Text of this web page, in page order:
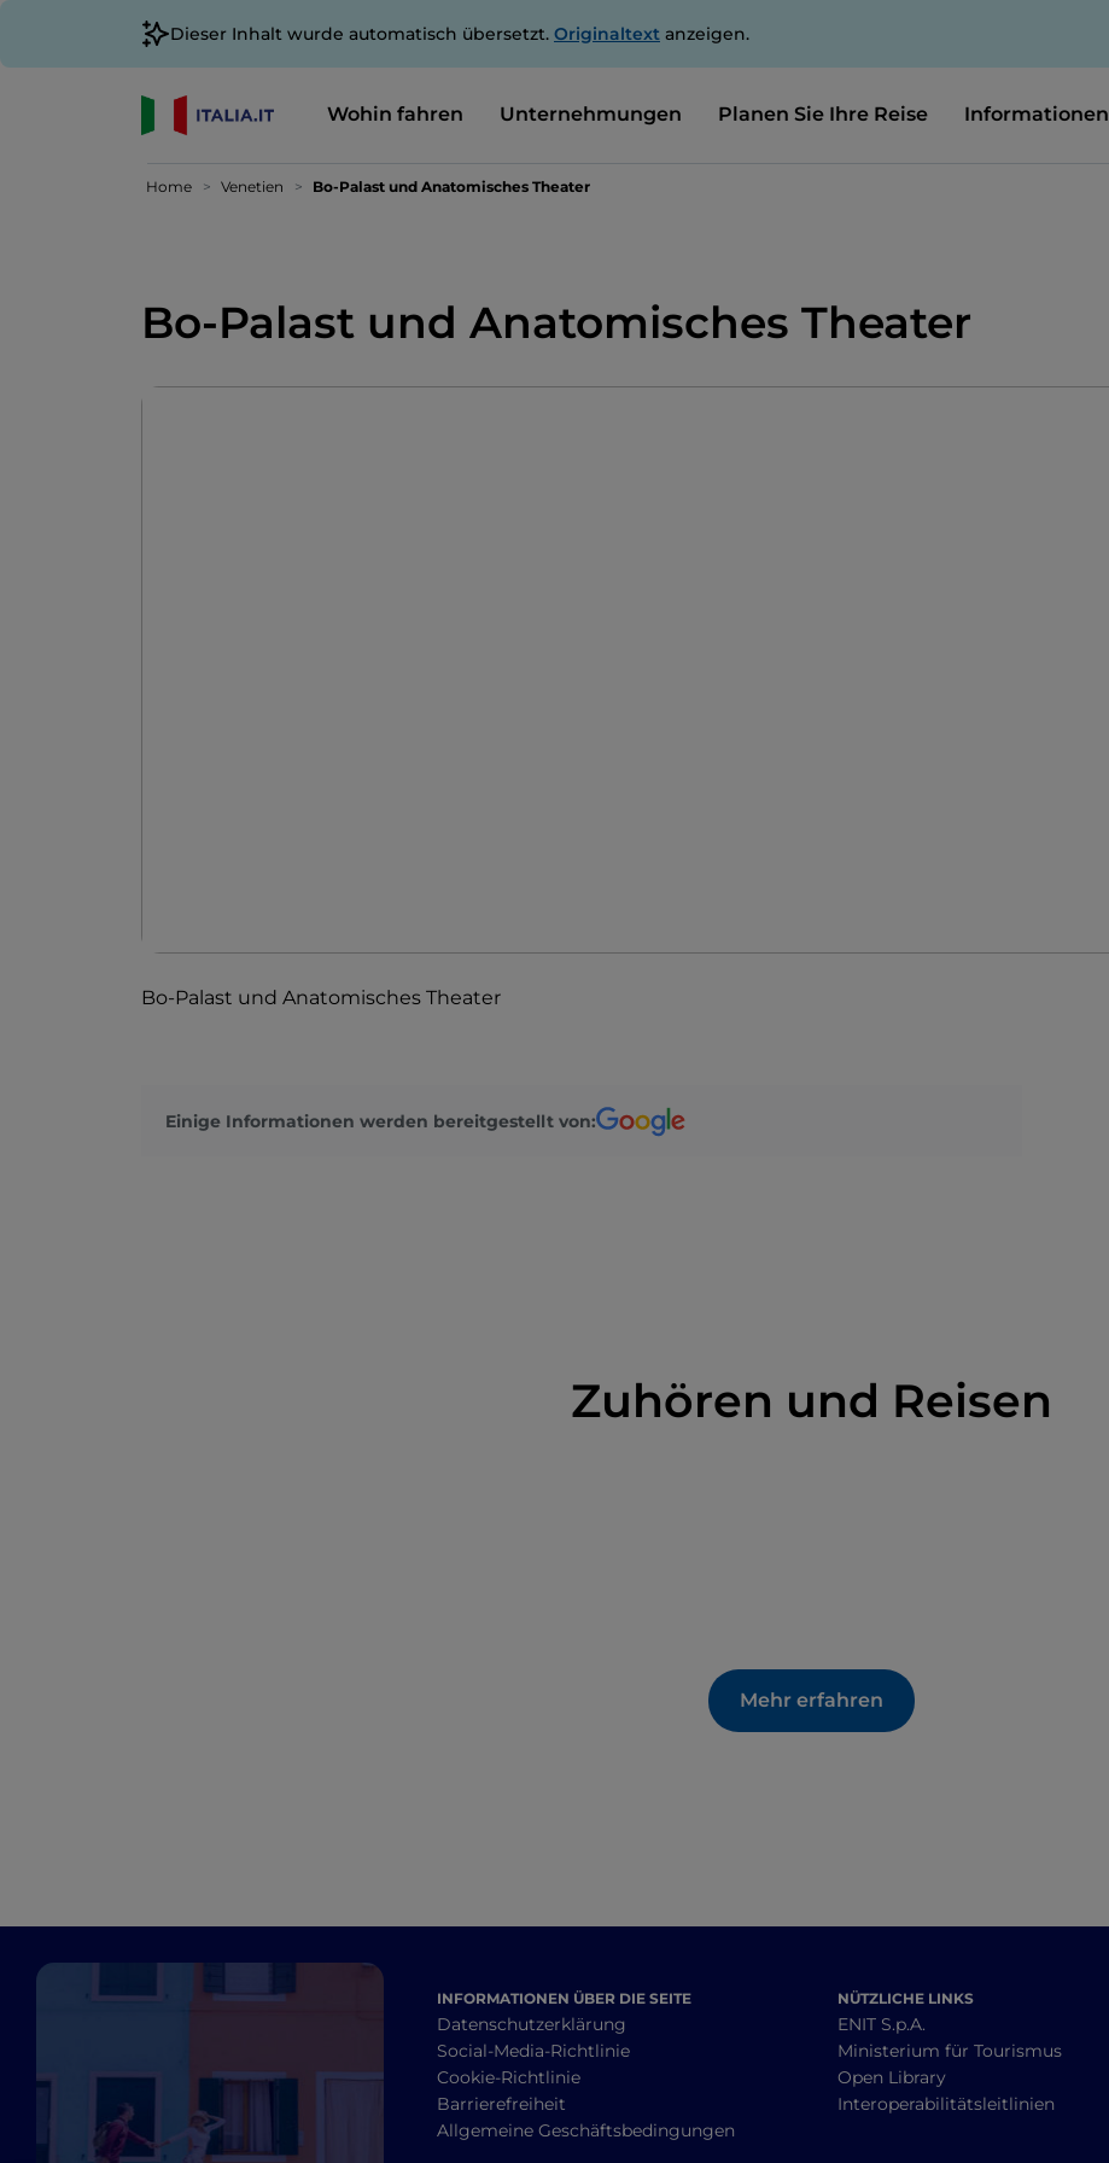
Dieser Inhalt wurde automatisch übersetzt. Originaltext anzeigen.
Wohin fahren Unternehmungen Planen Sie Ihre Reise Informationen
Home Venetien Bo-Palast und Anatomisches Theater
Bo-Palast und Anatomisches Theater
Bo-Palast und Anatomisches Theater
Einige Informationen werden bereitgestellt von:
Zuhören und Reisen
Mehr erfahren
INFORMATIONEN ÜBER DIE SEITE
Datenschutzerklärung
Social-Media-Richtlinie
Cookie-Richtlinie
Barrierefreiheit
Allgemeine Geschäftsbedingungen
NÜTZLICHE LINKS
ENIT S.p.A.
Ministerium für Tourismus
Open Library
Interoperabilitätsleitlinien